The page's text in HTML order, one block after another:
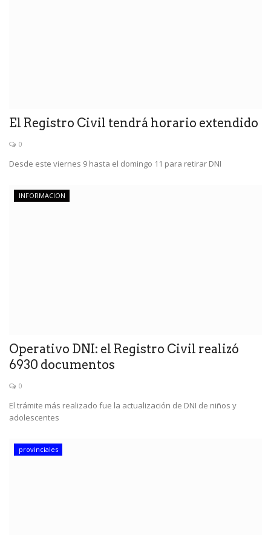
El Registro Civil tendrá horario extendido
0
Desde este viernes 9 hasta el domingo 11 para retirar DNI
INFORMACION
Operativo DNI: el Registro Civil realizó
6930 documentos
0
El trámite más realizado fue la actualización de DNI de niños y
adolescentes
provinciales